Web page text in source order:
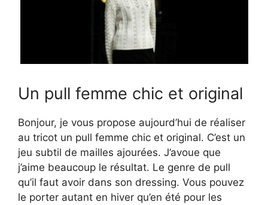
Un pull femme chic et original
Bonjour, je vous propose aujourd’hui de réaliser
au tricot un pull femme chic et original. C’est un
jeu subtil de mailles ajourées. J’avoue que
j’aime beaucoup le résultat. Le genre de pull
qu’il faut avoir dans son dressing. Vous pouvez
le porter autant en hiver qu’en été pour les